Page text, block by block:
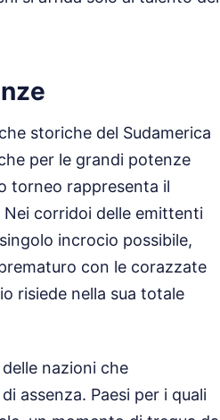
storiche del Sudamerica
per le grandi potenze
torneo rappresenta il
corridoi delle emittenti
incrocio possibile,
con le corazzate
risiede nella sua totale
nazioni che
assenza. Paesi per i quali